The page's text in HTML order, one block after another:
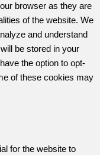
browser as they are
of the website. We
and understand
be stored in your
the option to opt-
of these cookies may
for the website to